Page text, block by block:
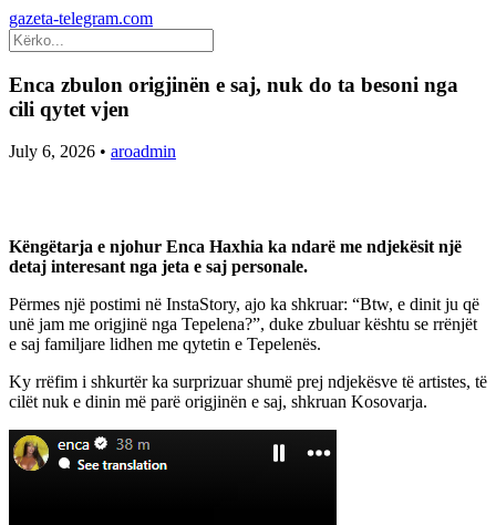
gazeta-telegram.com
Enca zbulon origjinën e saj, nuk do ta besoni nga
cili qytet vjen
July 6, 2026 • aroadmin
Këngëtarja e njohur Enca Haxhia ka ndarë me ndjekësit një
detaj interesant nga jeta e saj personale.
Përmes një postimi në InstaStory, ajo ka shkruar: “Btw, e dinit ju që
unë jam me origjinë nga Tepelena?”, duke zbuluar kështu se rrënjët
e saj familjare lidhen me qytetin e Tepelenës.
Ky rrëfim i shkurtër ka surprizuar shumë prej ndjekësve të artistes, të
cilët nuk e dinin më parë origjinën e saj, shkruan Kosovarja.